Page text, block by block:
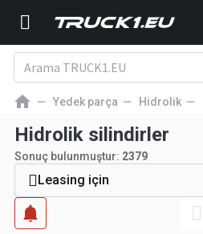
Yedek parça Hidrolik
Hidrolik silindirler
Sonuç bulunmuştur: 2379
Leasing için